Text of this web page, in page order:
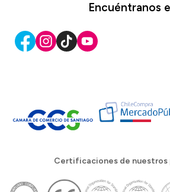
Encuéntranos
Certificaciones de